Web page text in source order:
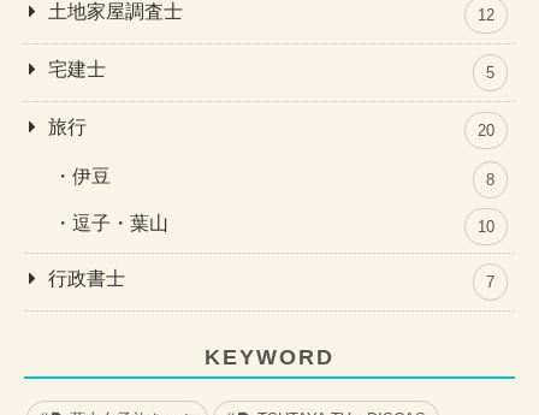
土地家屋調査士 12
宅建士 5
旅行 20
伊豆 8
逗子・葉山 10
行政書士 7
KEYWORD